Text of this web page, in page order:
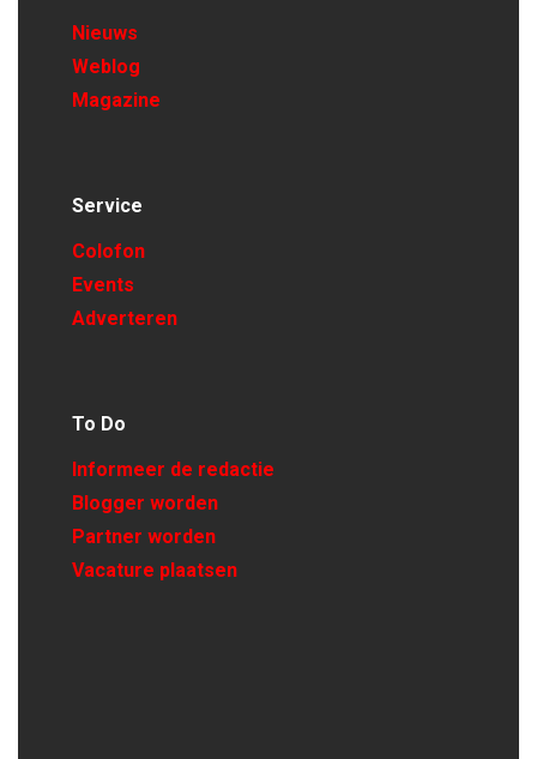
Nieuws
Weblog
Magazine
Service
Colofon
Events
Adverteren
To Do
Informeer de redactie
Blogger worden
Partner worden
Vacature plaatsen